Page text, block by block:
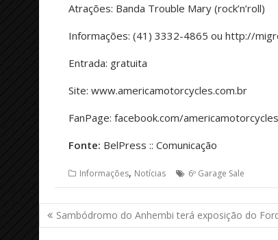
Atrações: Banda Trouble Mary (rock’n’roll)
Informações: (41) 3332-4865 ou http://
Entrada: gratuita
Site: www.americamotorcycles.com.br
FanPage: facebook.com/americamotorcycles
Fonte: BelPress :: Comunicação
Informações, Notícias 6º Garage Sale
Navegação
de
Sambódromo do Anhembi terá exposição do